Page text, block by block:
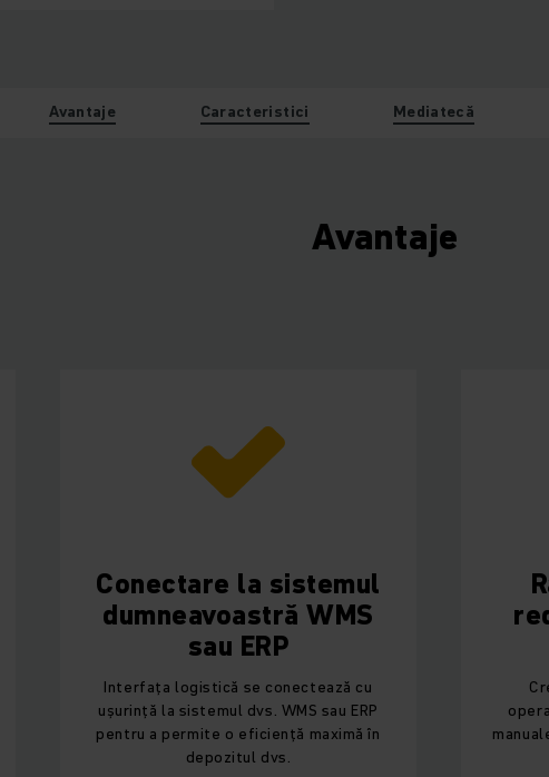
Avantaje Caracteristici Mediatecă
Avantaje
Conectare la sistemul
dumneavoastră WMS
Interfața logistică se conectează cu
ușurință la sistemul dvs. WMS sau ERP
pentru a permite o eficiență maximă în
Ratele
reduse și
Creați
operațiune și
manuale pentru a